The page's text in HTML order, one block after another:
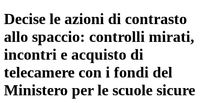
Decise le azioni di contrasto
allo spaccio: controlli mirati,
incontri e acquisto di
telecamere con i fondi del
Ministero per le scuole sicure